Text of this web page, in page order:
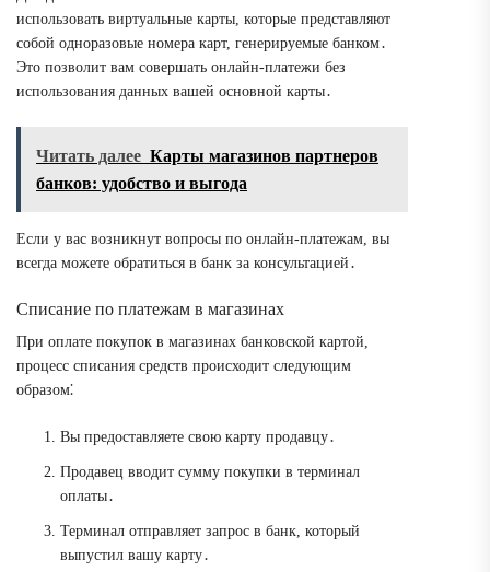
использовать виртуальные карты, которые представляют
собой одноразовые номера карт, генерируемые банком․
Это позволит вам совершать онлайн-платежи без
использования данных вашей основной карты․
Читать далее Карты магазинов партнеров
банков: удобство и выгода
Если у вас возникнут вопросы по онлайн-платежам, вы
всегда можете обратиться в банк за консультацией․
Списание по платежам в магазинах
При оплате покупок в магазинах банковской картой,
процесс списания средств происходит следующим
образом⁚
Вы предоставляете свою карту продавцу․
Продавец вводит сумму покупки в терминал
оплаты․
Терминал отправляет запрос в банк, который
выпустил вашу карту․